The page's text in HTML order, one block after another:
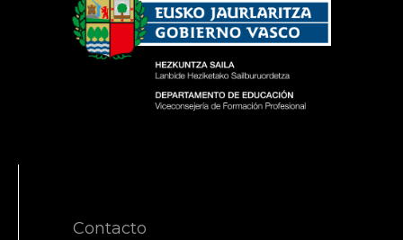
Contacto